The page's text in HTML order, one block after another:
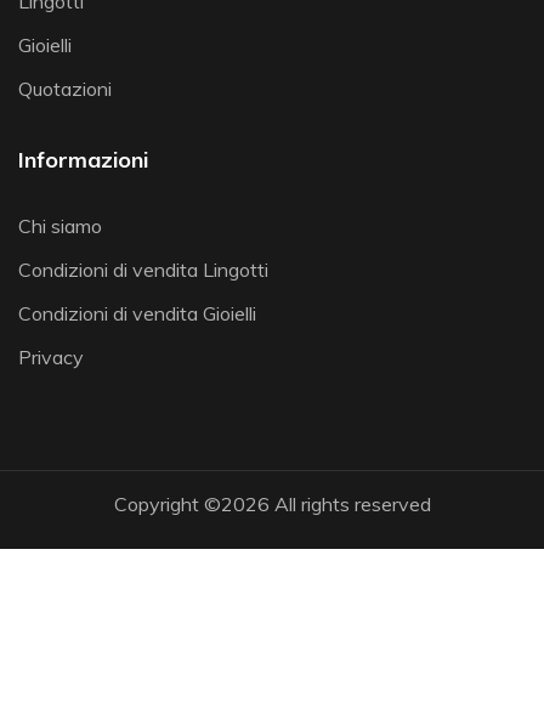
Gioielli
Quotazioni
Informazioni
Chi siamo
Condizioni di vendita Lingotti
Condizioni di vendita Gioielli
Privacy
Copyright ©2026 All rights reserved